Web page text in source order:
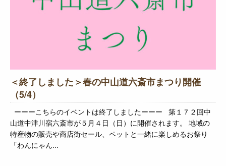
＜終了しました＞春の中山道六斎市まつり開催
（5/4）
ーーーこちらのイベントは終了しましたーーー 第１７２回中
山道中津川宿六斎市が５月４日（日）に開催されます。 地域の
特産物の販売や商店街セール、ペットと一緒に楽しめるお祭り
「わんにゃん...